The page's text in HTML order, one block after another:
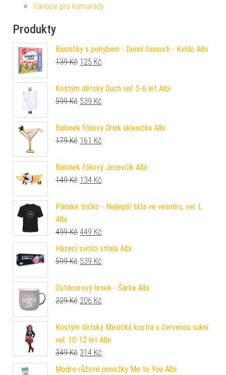
Vánoce pro kamarády
Produkty
Básničky s pohybem - Denní činnosti - Kvído Albi
139Kč Původní cena byla: 139 Kč.
125 Kč
Kostým dětský Duch vel. 5-6 let Albi
599Kč Původní cena byla: 599 Kč.
539 Kč
Balónek fóliový Drink sklenička Albi
179Kč Původní cena byla: 179 Kč.
161 Kč
Balónek fóliový Jezevčík Albi
149Kč Původní cena byla: 149 Kč.
134 Kč
Pánské tričko - Nejlepší táta ve vesmíru, vel. L
Albi
499Kč Původní cena byla: 499 Kč.
449 Kč
Házecí svítící střela Albi
599Kč Původní cena byla: 599 Kč.
539 Kč
Outdoorový hrnek - Šárka Albi
229Kč Původní cena byla: 229 Kč.
206 Kč
Kostým dětský Mexická kostra s červenou sukní
vel. 10-12 let Albi
349Kč Původní cena byla: 349 Kč.
314 Kč
Modro-růžové ponožky Me to You Albi